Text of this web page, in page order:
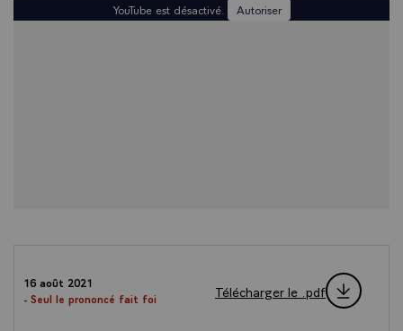
YouTube est désactivé. Autoriser
16 août 2021
- Seul le prononcé fait foi
Télécharger le .pdf